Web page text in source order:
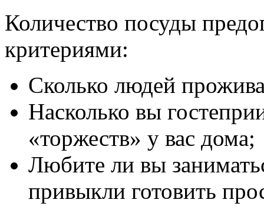
Количество посуды
критериями:
Сколько людей
Насколько вы
«торжеств» у вас дома;
Любите ли вы
привыкли готовить